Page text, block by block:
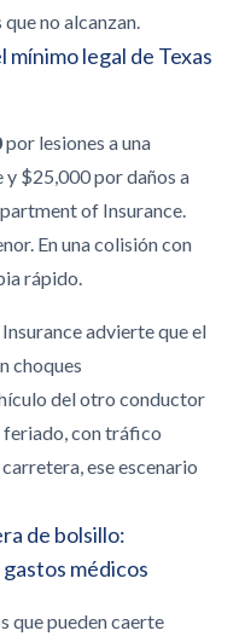
no alcanzan.
legal de Texas
por lesiones a una
$25,000 por daños a
of Insurance.
En una colisión con
rápido.
advierte que el
choques
del otro conductor
feriado, con tráfico
ese escenario
de bolsillo:
médicos
que pueden caerte